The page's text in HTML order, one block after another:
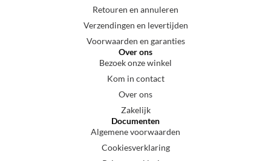
Retouren en annuleren
Verzendingen en levertijden
Voorwaarden en garanties
Over ons
Bezoek onze winkel
Kom in contact
Over ons
Zakelijk
Documenten
Algemene voorwaarden
Cookiesverklaring